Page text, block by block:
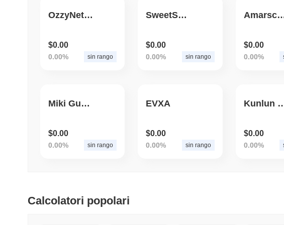
OzzyNetwork
$0.00
0.00% sin rango
SweetShiba
$0.00
0.00% sin rango
$0.00
0.00%
Miki Gun Shop
$0.00
0.00% sin rango
EVXA
$0.00
0.00% sin rango
Kunlun
$0.00
0.00%
Calcolatori popolari